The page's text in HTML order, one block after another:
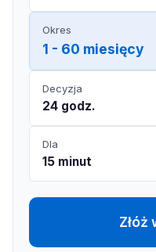
Okres
1 - 60 miesięcy
Decyzja
24 godz.
Dla
15 minut
Złóż